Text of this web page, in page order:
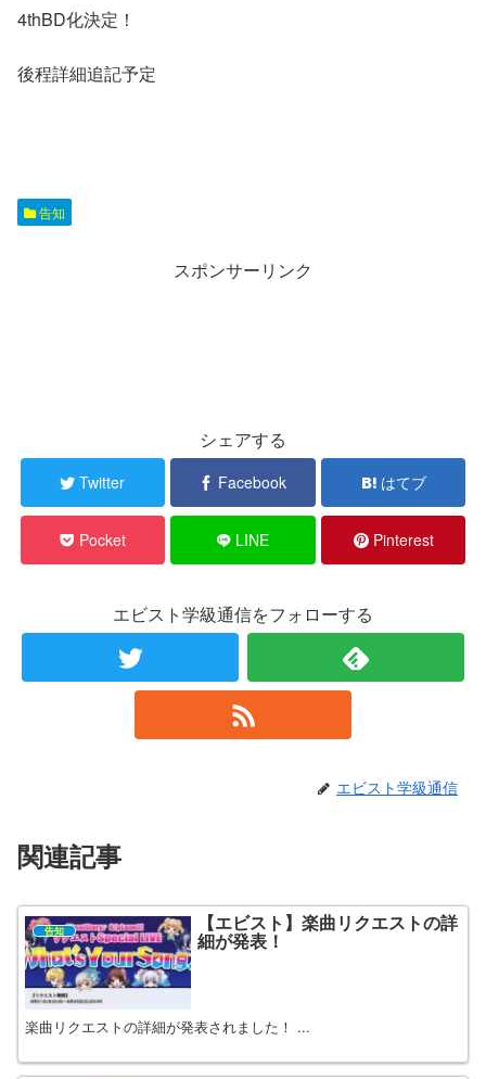
4thBD化決定！
後程詳細追記予定
告知
スポンサーリンク
シェアする
Twitter Facebook はてブ
Pocket LINE Pinterest
エビスト学級通信をフォローする
エビスト学級通信
関連記事
告知 【エビスト】楽曲リクエストの詳
細が発表！
楽曲リクエストの詳細が発表されました！ ...